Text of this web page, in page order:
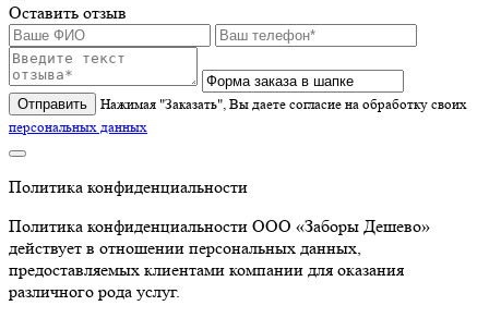
Оставить отзыв
Отправить
Нажимая "Заказать", Вы даете согласие на обработку своих
персональных данных
Политика конфиденциальности
Политика конфиденциальности ООО «Заборы Дешево»
действует в отношении персональных данных,
предоставляемых клиентами компании для оказания
различного рода услуг.